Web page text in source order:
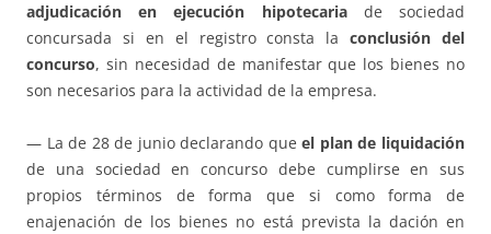
adjudicación en ejecución hipotecariade sociedad
concursada si en el registro consta laconclusión del
concurso, sin necesidad de manifestar que los bienes no
son necesarios para la actividad de la empresa.
— La de 28 de junio declarando queel plan de liquidación
de una sociedad en concurso debe cumplirse en sus
propios términos de forma que si como forma de
enajenación de los bienes no está prevista la dación en